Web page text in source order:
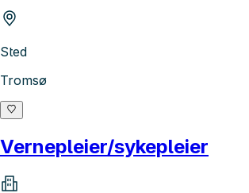
Sted
Tromsø
Vernepleier/sykepleier